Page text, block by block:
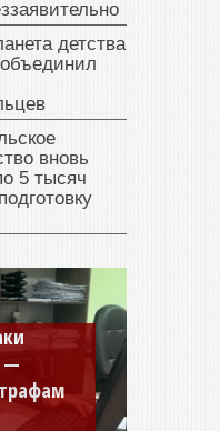
детства
вновь
5 тысяч
—